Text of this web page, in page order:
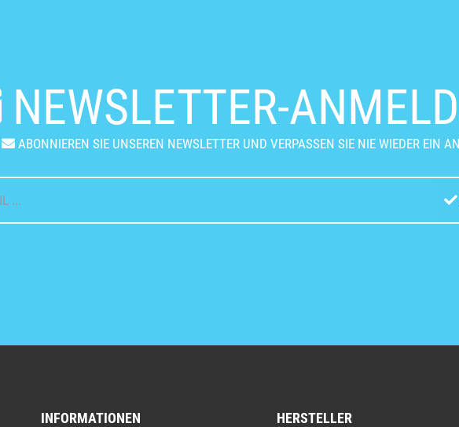
NEWSLETTER-
ABONNIEREN SIE UNSEREN NEWSLETTER UND VERPASSEN SIE NIE WIEDER EIN
INFORMATIONEN HERSTELLER